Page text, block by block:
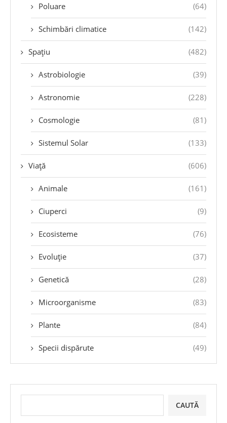
Poluare (64)
Schimbări climatice (142)
Spațiu (482)
Astrobiologie (39)
Astronomie (228)
Cosmologie (81)
Sistemul Solar (133)
Viață (606)
Animale (161)
Ciuperci (9)
Ecosisteme (76)
Evoluție (37)
Genetică (28)
Microorganisme (83)
Plante (84)
Specii dispărute (49)
CAUTĂ